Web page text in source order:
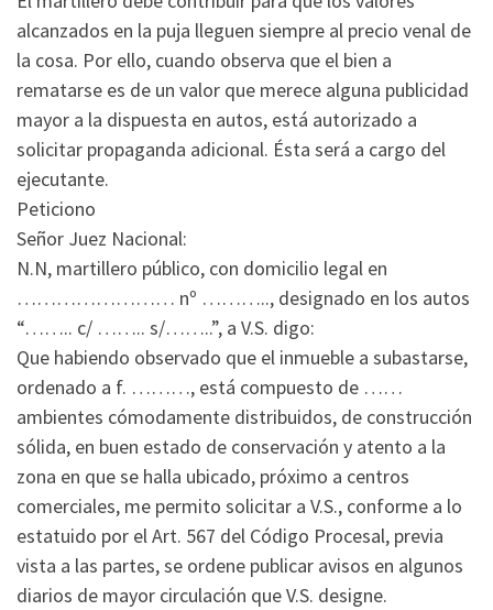
alcanzados en la puja lleguen siempre al precio venal de
la cosa. Por ello, cuando observa que el bien a
rematarse es de un valor que merece alguna publicidad
mayor a la dispuesta en autos, está autorizado a
solicitar propaganda adicional. Ésta será a cargo del
ejecutante.
Peticiono
Señor Juez Nacional:
N.N, martillero público, con domicilio legal en
…………………… nº ……….., designado en los autos
“…….. c/ …….. s/……..”, a V.S. digo:
Que habiendo observado que el inmueble a subastarse,
ordenado a f. ………, está compuesto de ……
ambientes cómodamente distribuidos, de construcción
sólida, en buen estado de conservación y atento a la
zona en que se halla ubicado, próximo a centros
comerciales, me permito solicitar a V.S., conforme a lo
estatuido por el Art. 567 del Código Procesal, previa
vista a las partes, se ordene publicar avisos en algunos
diarios de mayor circulación que V.S. designe.